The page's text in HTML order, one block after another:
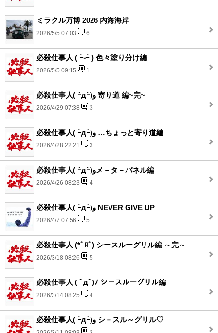
ミラクル万博 2026 内海海岸
2026/5/5 07:03 6
必殺仕事人 ( ｰ̀֊ｰ́ ) 色々塗り分け編
2026/5/5 09:15 1
必殺仕事人( ｰ̀дｰ́)و 寄り道 編~完~
2026/4/29 07:38 3
必殺仕事人( ｰ̀дｰ́)و …ちょっと寄り道編
2026/4/28 22:21 3
必殺仕事人( ｰ̀дｰ́)وメ－タ－パネル編
2026/4/26 08:23 4
必殺仕事人( ｰ̀дｰ́)و NEVER GIVE UP
2026/4/7 07:56 5
必殺仕事人 (*ﾟﾛﾟ) シースルーグリル編 ～完～
2026/3/18 08:26 5
必殺仕事人 ( ﾟдﾟ)ﾉ シ－スルーグリル編
2026/3/14 08:25 4
必殺仕事人( ｰ̀дｰ́)و シ－スル～グリル♡